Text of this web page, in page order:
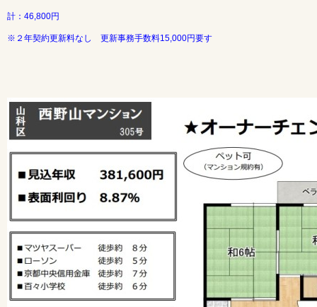
計：46,800円
※２年契約更新料なし 更新事務手数料15,000円要す